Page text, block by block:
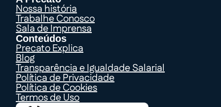
Nossa história
Trabalhe Conosco
Sala de Imprensa
Conteúdos
Precato Explica
Blog
Transparência e Igualdade Salarial
Política de Privacidade
Política de Cookies
Termos de Uso